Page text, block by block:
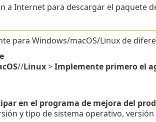
a Internet para descargar el paquete
para Windows/macOS/Linux de
//Linux>Implemente primero el
en el programa de mejora del
y tipo de sistema operativo,